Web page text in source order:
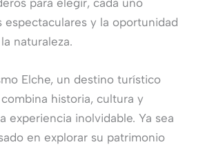
espectaculares y la oportunidad
naturaleza.
Elche, un destino turístico
historia, cultura y
experiencia inolvidable. Ya sea
en explorar su patrimonio